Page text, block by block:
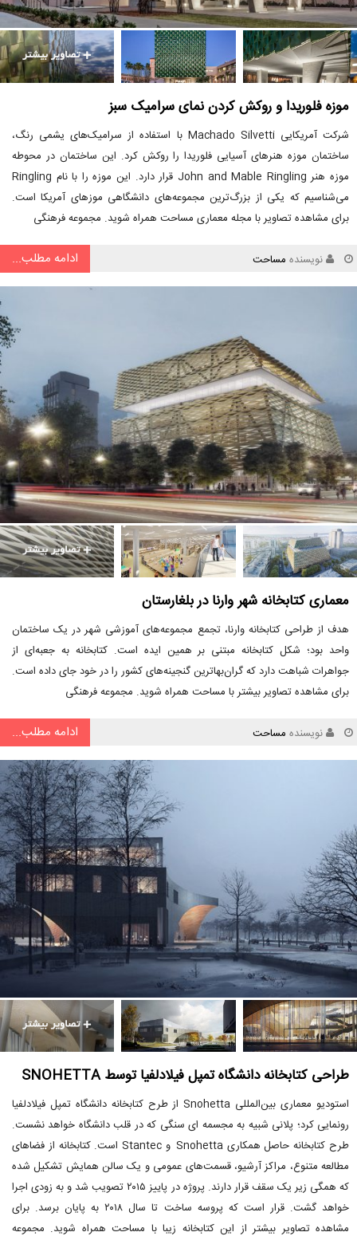
موزه فلوریدا و روکش کردن نمای سرامیک سبز
شرکت آمریکایی Machado Silvetti با استفاده از سرامیک‌های یشمی رنگ،
ساختمان موزه هنرهای آسیایی فلوریدا را روکش کرد. این ساختمان در محوطه
موزه هنر John and Mable Ringling قرار دارد. این موزه را با نام Ringling
می‌شناسیم که یکی از بزرگ‌ترین مجموعه‌های دانشگاهی موزهای آمریکا است.
برای مشاهده تصاویر با مجله معماری مساحت همراه شوید. مجموعه فرهنگی
نویسنده مساحت ادامه مطلب...
معماری کتابخانه شهر وارنا در بلغارستان
هدف از طراحی کتابخانه وارنا، تجمع مجموعه‌های آموزشی شهر در یک ساختمان
واحد بود؛ شکل کتابخانه مبتنی بر همین ایده است. کتابخانه به جعبه‌ای از
جواهرات شباهت دارد که گران‌بهاترین گنجینه‌های کشور را در خود جای داده است.
برای مشاهده تصاویر بیشتر با مساحت همراه شوید. مجموعه فرهنگی
نویسنده مساحت ادامه مطلب...
طراحی کتابخانه دانشگاه تمپل فیلادلفیا توسط SNOHETTA
استودیو معماری بین‌المللی Snohetta از طرح کتابخانه دانشگاه تمپل فیلادلفیا
رونمایی کرد؛ پلانی شبیه به مجسمه ای سنگی که در قلب دانشگاه خواهد نشست.
طرح کتابخانه حاصل همکاری Snohetta و Stantec است. کتابخانه از فضاهای
مطالعه متنوع، مراکز آرشیو، قسمت‌های عمومی و یک سالن همایش تشکیل شده
که همگی زیر یک سقف قرار دارند. پروژه در پاییز ۲۰۱۵ تصویب شد و به زودی اجرا
خواهد گشت. قرار است که پروسه ساخت تا سال ۲۰۱۸ به پایان برسد. برای
مشاهده تصاویر بیشتر از این کتابخانه زیبا با مساحت همراه شوید. مجموعه